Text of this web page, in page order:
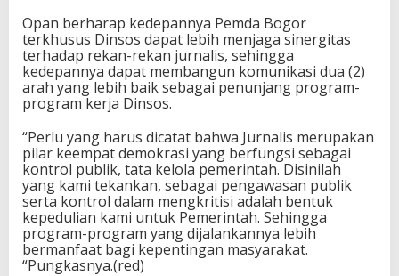
Opan berharap kedepannya Pemda Bogor
terkhusus Dinsos dapat lebih menjaga sinergitas
terhadap rekan-rekan jurnalis, sehingga
kedepannya dapat membangun komunikasi dua (2)
arah yang lebih baik sebagai penunjang program-
program kerja Dinsos.
“Perlu yang harus dicatat bahwa Jurnalis merupakan
pilar keempat demokrasi yang berfungsi sebagai
kontrol publik, tata kelola pemerintah. Disinilah
yang kami tekankan, sebagai pengawasan publik
serta kontrol dalam mengkritisi adalah bentuk
kepedulian kami untuk Pemerintah. Sehingga
program-program yang dijalankannya lebih
bermanfaat bagi kepentingan masyarakat.
“Pungkasnya.(red)